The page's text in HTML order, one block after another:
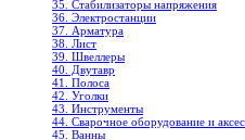
35. Стабилизаторы напряжения
36. Электростанции
37. Арматура
38. Лист
39. Швеллеры
40. Двутавр
41. Полоса
42. Уголки
43. Инструменты
44. Сварочное оборудование и
45. Ванны